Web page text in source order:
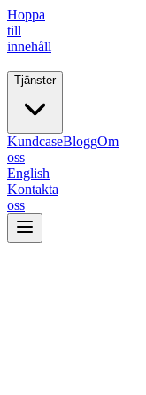
Hoppa
till
innehåll
Fiive.
Tjänster
KundcaseBloggOm
oss
English
Kontakta
oss